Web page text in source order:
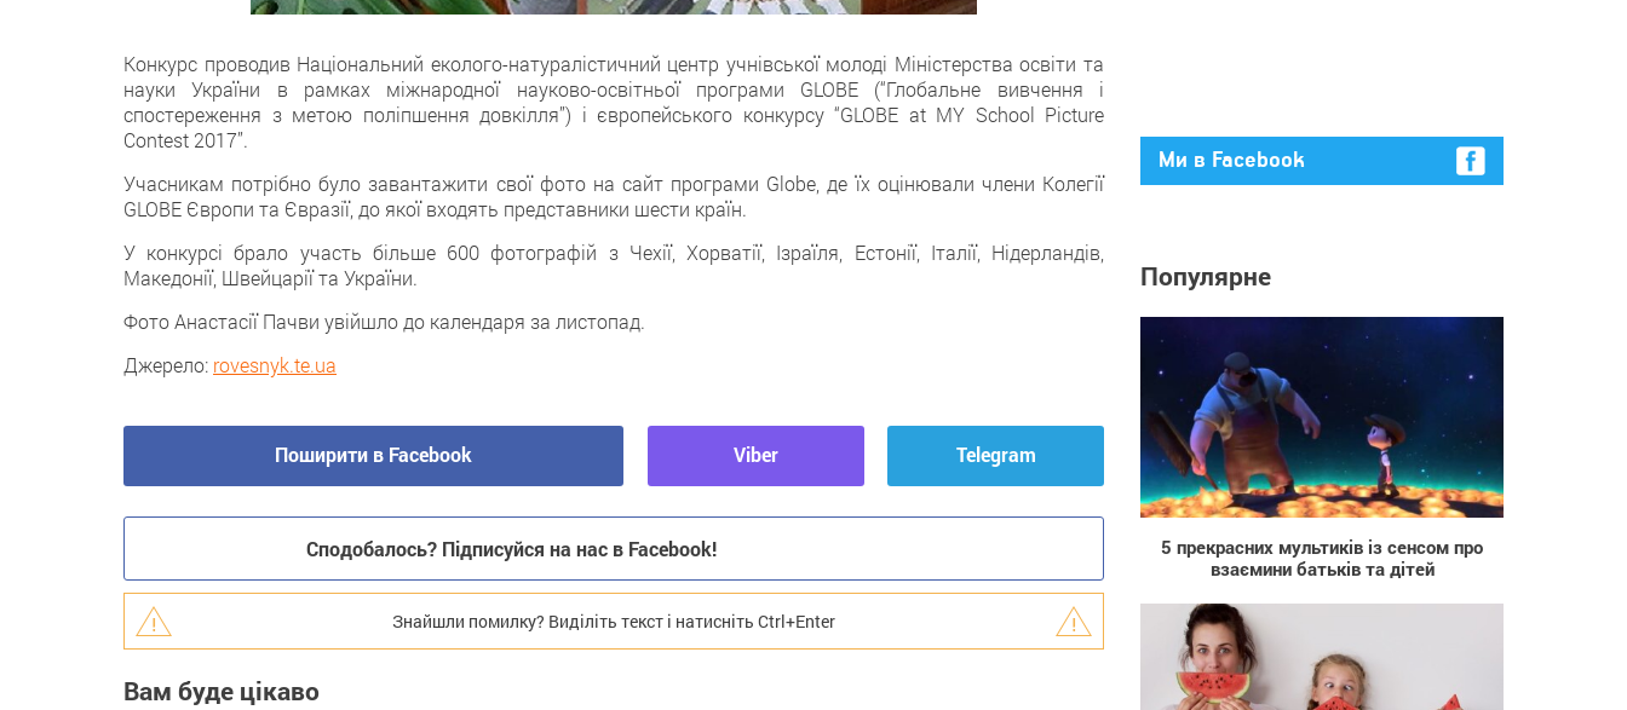
Конкурс проводив Національний еколого-натуралістичний центр учнівської молоді Міністерства освіти та
науки України в рамках міжнародної науково-освітньої програми GLOBE (“Глобальне вивчення і
спостереження з метою поліпшення довкілля”) і європейського конкурсу “GLOBE at MY School Picture
Contest 2017”.
Учасникам потрібно було завантажити свої фото на сайт програми Globe, де їх оцінювали члени Колегії
GLOBE Європи та Євразії, до якої входять представники шести країн.
У конкурсі брало участь більше 600 фотографій з Чехії, Хорватії, Ізраїля, Естонії, Італії, Нідерландів,
Македонії, Швейцарії та України.
Фото Анастасії Пачви увійшло до календаря за листопад.
Джерело: rovesnyk.te.ua
Поширити в Facebook Viber Telegram
Сподобалось? Підписуйся на нас в Facebook!
Знайшли помилку? Виділіть текст і натисніть Ctrl+Enter
Вам буде цікаво
Ми в Facebook
Популярне
13 582
5 прекрасних мультиків із сенсом про
взаємини батьків та дітей